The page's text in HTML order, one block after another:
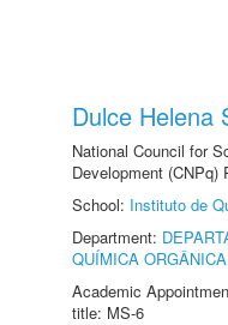
Dulce Helena
National Council for
Development (CNPq)
School: Instituto de
Department:
QUÍMICA ORGÂNICA
Academic
title: MS-6